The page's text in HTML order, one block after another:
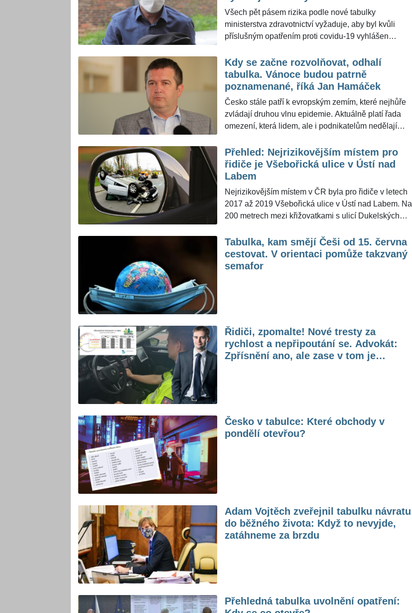
vysokých by se vrátily první ročníky. Ve dvou
nejnižších úrovních nákazy by školy fungovaly
normálně s výjimkou univerzit třetího věku. Vyplývá to
představil ministr zdravotnictví Jan Blatný (za ANO).
Všech pět pásem rizika podle nové tabulky
ministerstva zdravotnictví vyžaduje, aby byl kvůli
příslušným opatřením proti covidu-19 vyhlášen
úřad zveřejnil. Ministr zdravotnictví Jan Blatný (za
ANO) novinářům řekl, že je to především kvůli tomu,
že se i v nejnižších stupních rizikového indexu
omezuje shromažďování. Ve čtvrtek uvedl, že bez
existence nouzového stavu by byla opatření z tabulky
bezcenná.
Kdy se začne rozvolňovat, odhalí
tabulka. Vánoce budou patrně
poznamenané, říká Jan Hamáček
Česko stále patří k evropským zemím, které nejhůře
zvládají druhou vlnu epidemie. Aktuálně platí řada
omezení, která lidem, ale i podnikatelům nedělají
pomalu stabilizovaly, přesto jsou vysoké. A všichni se
ptají, kdy se začne rozvolňovat. Na tuto otázku pro
ŽivotvČesku.cz se pokusil odpovědět ministr vnitra a
šéf Ústředního krizového štábu Jan Hamáček (41).
Přehled: Nejrizikovějším místem pro
řidiče je Všebořická ulice v Ústí nad
Labem
Nejrizikovějším místem v ČR byla pro řidiče v letech
2017 až 2019 Všebořická ulice v Ústí nad Labem. Na
200 metrech mezi křižovatkami s ulicí Dukelských
17 si účastníci odnesli zdravotní následky. Dva lidé se
tam zranili těžce a 19 lehce. Vyplývá to ze žebříčku
nehod, jejichž důsledkem bylo těžké zranění či úmrtí.
Tabulka, kam smějí Češi od 15. června
cestovat. V orientaci pomůže takzvaný
semafor
Řidiči, zpomalte! Nové tresty za
rychlost a nepřipoutání se. Advokát:
Zpřísnění ano, ale zase v tom je
Česko v tabulce: Které obchody v
pondělí otevřou?
Adam Vojtěch zveřejnil tabulku návratu
do běžného života: Když to nevyjde,
zatáhneme za brzdu
Přehledná tabulka uvolnění opatření: